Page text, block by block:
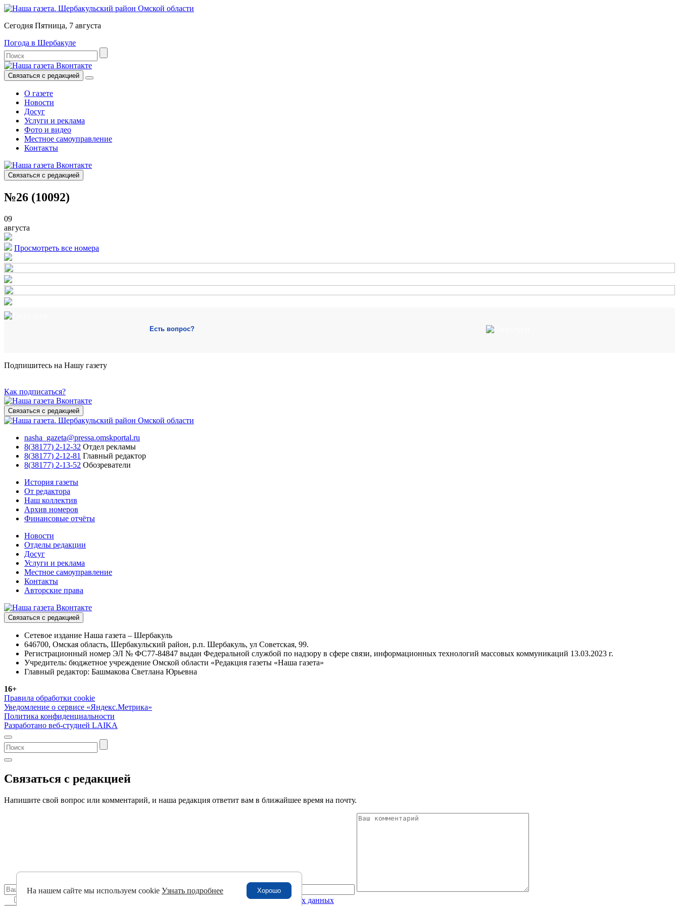
Сегодня Пятница, 7 августа
Погода в Шербакуле
Связаться с редакцией
О газете
Новости
Досуг
Услуги и реклама
Фото и видео
Местное самоуправление
Контакты
Связаться с редакцией
№26 (10092)
09
августа
Просмотреть все номера
Есть вопрос?
Подпишитесь на Нашу газету
Как подписаться?
Связаться с редакцией
nasha_gazeta@pressa.omskportal.ru
8(38177) 2-12-32 Отдел рекламы
8(38177) 2-12-81 Главный редактор
8(38177) 2-13-52 Обозреватели
История газеты
От редактора
Наш коллектив
Архив номеров
Финансовые отчёты
Новости
Отделы редакции
Досуг
Услуги и реклама
Местное самоуправление
Контакты
Авторские права
Связаться с редакцией
Сетевое издание Наша газета – Шербакуль
646700, Омская область, Шербакульский район, р.п. Шербакуль, ул Советская, 99.
Регистрационный номер ЭЛ № ФС77-84847 выдан Федеральной службой по надзору в сфере связи, информационных технологий массовых коммуникаций 13.03.2023 г.
Учредитель: бюджетное учреждение Омской области «Редакция газеты «Наша газета»
Главный редактор: Башмакова Светлана Юрьевна
16+
Правила обработки cookie
Уведомление о сервисе «Яндекс.Метрика»
Политика конфиденциальности
Разработано веб-студией LAIKA
Связаться с редакцией
Напишите свой вопрос или комментарий, и наша редакция ответит вам в ближайшее время на почту.
Нажимая на кнопку «Отправить», вы даёте согласие на обработкуперсональных данных
На нашем сайте мы используем cookie Узнать подробнее Хорошо